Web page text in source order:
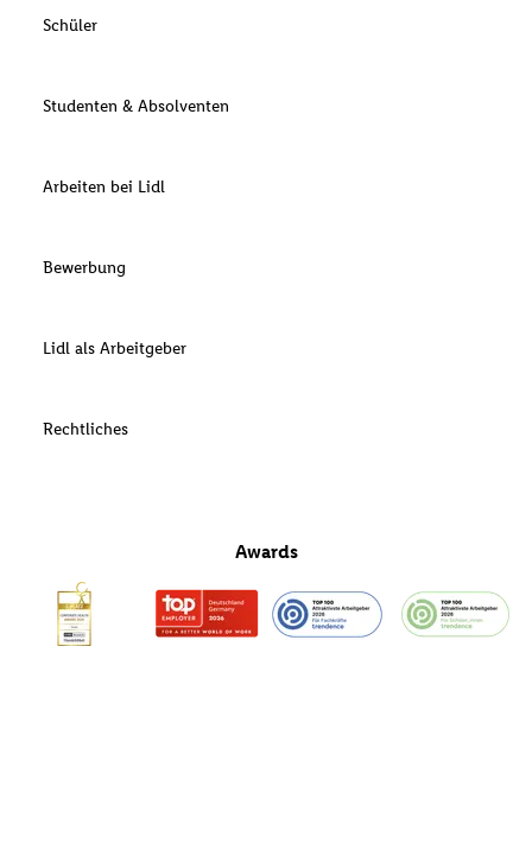
Schüler
Studenten & Absolventen
Arbeiten bei Lidl
Bewerbung
Lidl als Arbeitgeber
Rechtliches
Awards